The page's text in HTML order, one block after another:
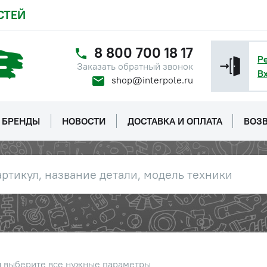
8 800 700 18 17
Заказать обратный звонок
shop@interpole.ru
БРЕНДЫ НОВОСТИ ДОСТАВКА И ОПЛАТА
выберите все нужные параметры